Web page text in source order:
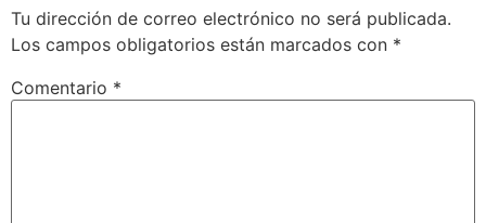
Tu dirección de correo electrónico no será publicada.
Los campos obligatorios están marcados con *
Comentario *